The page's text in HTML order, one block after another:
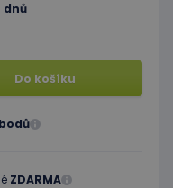
dnů
Do košíku
ZDARMA